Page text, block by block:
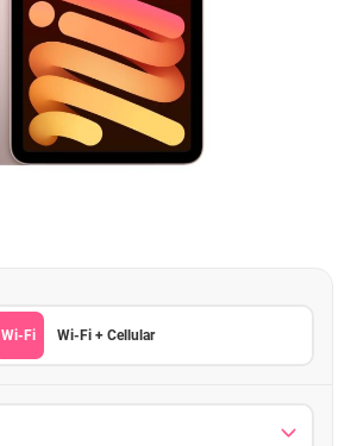
Wi-Fi Wi-Fi + Cellular